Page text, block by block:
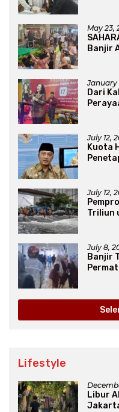
May 23,
Banjir
January
Dari
July 12,
Kuota
July 12,
Triliun
July 8,
Banjir
Lifestyle
Libur